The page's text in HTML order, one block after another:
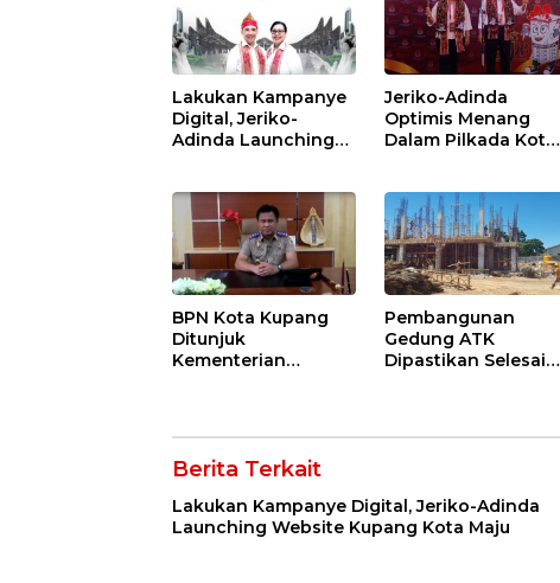
Lakukan Kampanye
Digital, Jeriko-
Adinda Launching
Jeriko-Adinda
Optimis Menang
Dalam Pilkada Kota
BPN Kota Kupang
Ditunjuk
Kementerian
Pembangunan
Gedung ATK
Dipastikan Selesai
Berita Terkait
Lakukan Kampanye Digital, Jeriko-Adinda
Launching Website Kupang Kota Maju